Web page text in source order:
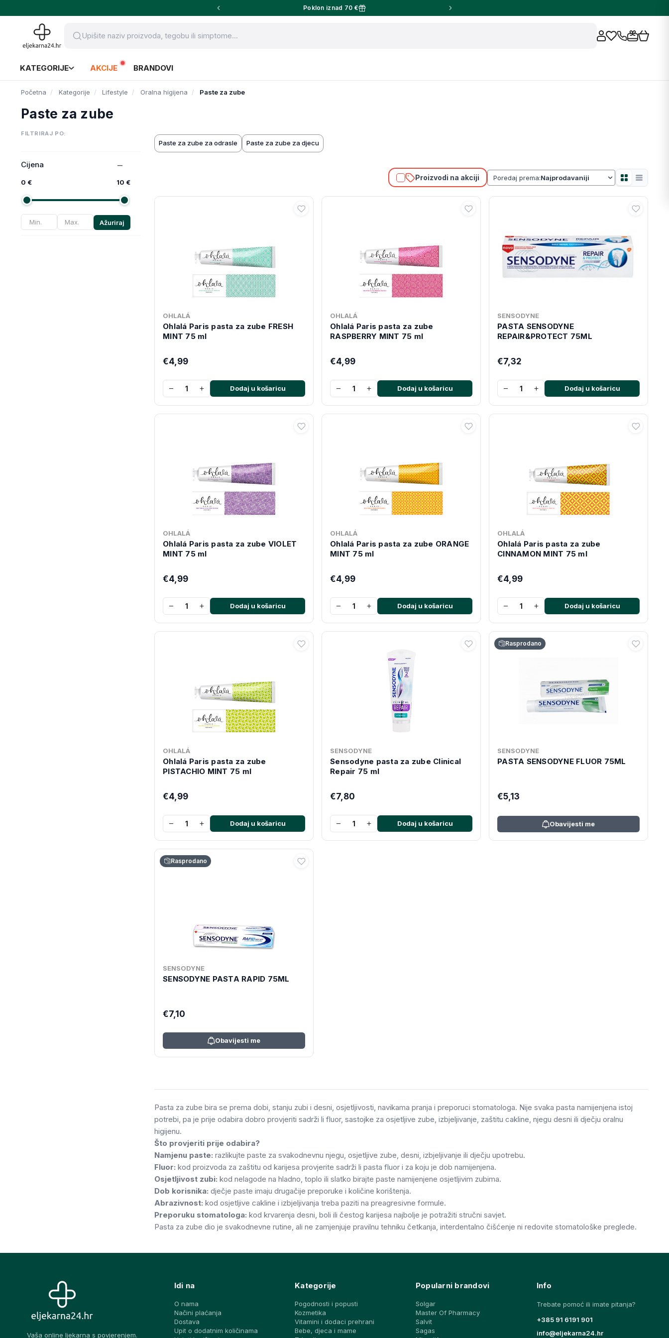
Poklon iznad 70 €
KATEGORIJE AKCIJE BRANDOVI
Početna Kategorije Lifestyle Oralna higijena Paste za zube
Paste za zube
FILTRIRAJ PO:
Cijena
0 € 10 €
Ažuriraj
Paste za zube za odrasle Paste za zube za djecu
Proizvodi na akciji Poredaj prema:
OHLALÁ
Ohlalá Paris pasta za zube FRESH
MINT 75 ml
€4,99
− + Dodaj u košaricu
OHLALÁ
Ohlalá Paris pasta za zube
RASPBERRY MINT 75 ml
€4,99
− + Dodaj u košaricu
SENSODYNE
PASTA SENSODYNE
REPAIR&PROTECT 75ML
€7,32
− + Dodaj u košaricu
OHLALÁ
Ohlalá Paris pasta za zube VIOLET
MINT 75 ml
€4,99
− + Dodaj u košaricu
OHLALÁ
Ohlalá Paris pasta za zube ORANGE
MINT 75 ml
€4,99
− + Dodaj u košaricu
OHLALÁ
Ohlalá Paris pasta za zube
CINNAMON MINT 75 ml
€4,99
− + Dodaj u košaricu
OHLALÁ
Ohlalá Paris pasta za zube
PISTACHIO MINT 75 ml
€4,99
− + Dodaj u košaricu
SENSODYNE
Sensodyne pasta za zube Clinical
Repair 75 ml
€7,80
− + Dodaj u košaricu
Rasprodano
SENSODYNE
PASTA SENSODYNE FLUOR 75ML
€5,13
Obavijesti me
Rasprodano
SENSODYNE
SENSODYNE PASTA RAPID 75ML
€7,10
Obavijesti me
Pasta za zube bira se prema dobi, stanju zubi i desni, osjetljivosti, navikama pranja i preporuci stomatologa. Nije svaka pasta namijenjena istoj
potrebi, pa je prije odabira dobro provjeriti sadrži li fluor, sastojke za osjetljive zube, izbjeljivanje, zaštitu cakline, njegu desni ili dječju oralnu
higijenu.
Što provjeriti prije odabira?
Namjenu paste: razlikujte paste za svakodnevnu njegu, osjetljive zube, desni, izbjeljivanje ili dječju upotrebu.
Fluor: kod proizvoda za zaštitu od karijesa provjerite sadrži li pasta fluor i za koju je dob namijenjena.
Osjetljivost zubi: kod nelagode na hladno, toplo ili slatko birajte paste namijenjene osjetljivim zubima.
Dob korisnika: dječje paste imaju drugačije preporuke i količine korištenja.
Abrazivnost: kod osjetljive cakline i izbjeljivanja treba paziti na preagresivne formule.
Preporuku stomatologa: kod krvarenja desni, boli ili čestog karijesa najbolje je potražiti stručni savjet.
Pasta za zube dio je svakodnevne rutine, ali ne zamjenjuje pravilnu tehniku četkanja, interdentalno čišćenje ni redovite stomatološke preglede.
Vaša online ljekarna s povjerenjem.
Idi na
O nama
Načini plaćanja
Dostava
Upit o dodatnim količinama
Kategorije
Pogodnosti i popusti
Kozmetika
Vitamini i dodaci prehrani
Bebe, djeca i mame
Popularni brandovi
Solgar
Master Of Pharmacy
Salvit
Sagas
Info
Trebate pomoć ili imate pitanja?
+385 91 6191 901
info@eljekarna24.hr